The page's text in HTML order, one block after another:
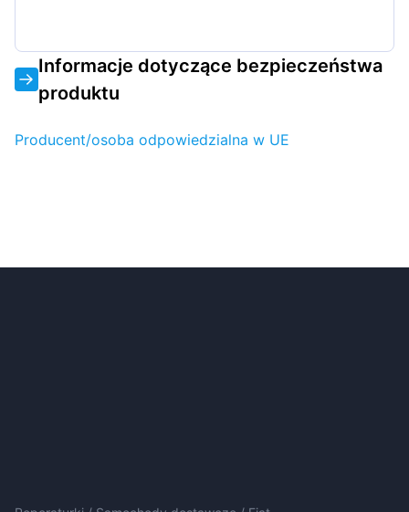
Informacje dotyczące bezpieczeństwa
produktu
Producent/osoba odpowiedzialna w UE